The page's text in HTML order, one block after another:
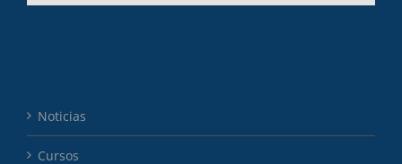
Noticias
Cursos